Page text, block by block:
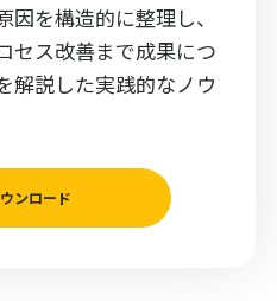
を構造的に整理し、
セス改善まで成果につ
解説した実践的なノウ
ンロード